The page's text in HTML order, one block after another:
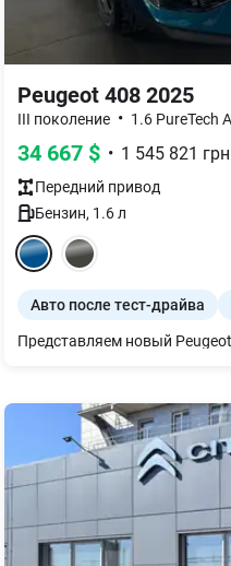
Peugeot 408 2025
III поколение • 1.6 PureTech
34 667 $ • 1 545 821 грн
Передний привод
Бензин, 1.6л
Авто после тест-драйва